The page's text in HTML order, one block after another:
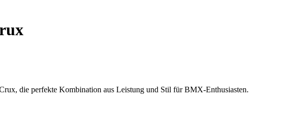
die perfekte Kombination aus Leistung und Stil für BMX-Enthusiasten.